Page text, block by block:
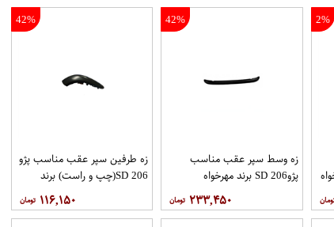
2%
42%
زه وسط سپر عقب مناسب
پژو206 SD برند مهرخواه
۲۳۳,۴۵۰
42%
زه طرفین سپر عقب مناسب پژو
206 SD(چپ و راست) برند
۱۱۶,۱۵۰